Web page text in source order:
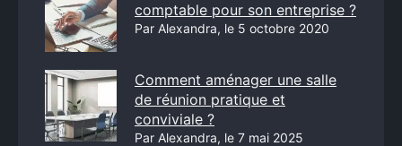
comptable pour son entreprise ?
Par Alexandra, le 5 octobre 2020
Comment aménager une salle
de réunion pratique et
conviviale ?
Par Alexandra, le 7 mai 2025